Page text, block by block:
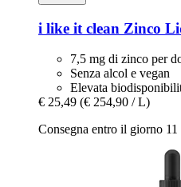
i like it clean Zinco
7,5 mg di zinco per
Senza alcol e vegan
Elevata
€ 25,49 (€ 254,90 / L)
Consegna entro il giorno 11